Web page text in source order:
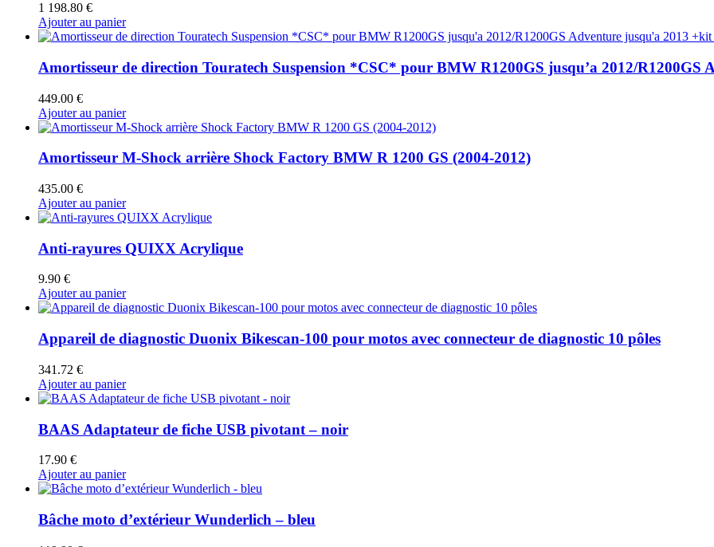
1 198.80 €
Ajouter au panier
Amortisseur de direction Touratech Suspension *CSC* pour BMW R1200GS jusqu’a 2012/R1200GS
449.00 €
Ajouter au panier
Amortisseur M-Shock arrière Shock Factory BMW R 1200 GS (2004-2012)
435.00 €
Ajouter au panier
Anti-rayures QUIXX Acrylique
9.90 €
Ajouter au panier
Appareil de diagnostic Duonix Bikescan-100 pour motos avec connecteur de diagnostic 10 pôles
341.72 €
Ajouter au panier
BAAS Adaptateur de fiche USB pivotant – noir
17.90 €
Ajouter au panier
Bâche moto d’extérieur Wunderlich – bleu